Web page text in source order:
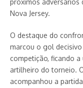
próximos adversários
Nova Jersey.
O destaque do
marcou o gol
competição, ficando
artilheiro do torneio.
acompanhou a